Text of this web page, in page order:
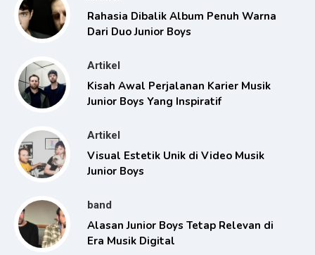
Rahasia Dibalik Album Penuh Warna
Dari Duo Junior Boys
Artikel
Kisah Awal Perjalanan Karier Musik
Junior Boys Yang Inspiratif
Artikel
Visual Estetik Unik di Video Musik
Junior Boys
band
Alasan Junior Boys Tetap Relevan di
Era Musik Digital